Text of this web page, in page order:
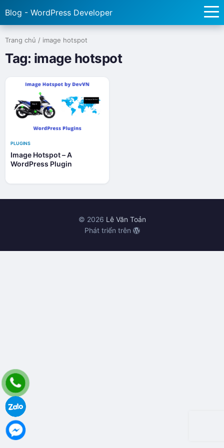
Blog - WordPress Developer
Trang chủ / image hotspot
Tag: image hotspot
PLUGINS
Image Hotspot – A
WordPress Plugin
© 2026 Lê Văn Toản
Phát triển trên